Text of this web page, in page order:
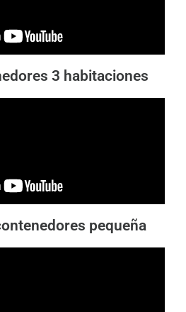
3 habitaciones
pequeña